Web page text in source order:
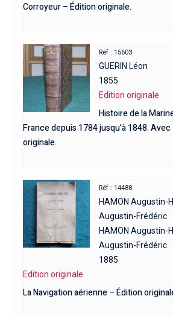
Corroyeur – Édition originale.
Réf : 15603
GUERIN Léon
1855
Edition originale
Histoire de la
France depuis 1784 jusqu’à 1848.
originale.
Réf : 14488
HAMON Augustin-
Augustin-Frédéric
HAMON Augustin-
Augustin-Frédéric
1885
Edition originale
La Navigation aérienne – Édition